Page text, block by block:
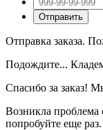
Отправка заказа.
Подождите...
Спасибо за заказ!
Возникла проблема
попробуйте еще раз.